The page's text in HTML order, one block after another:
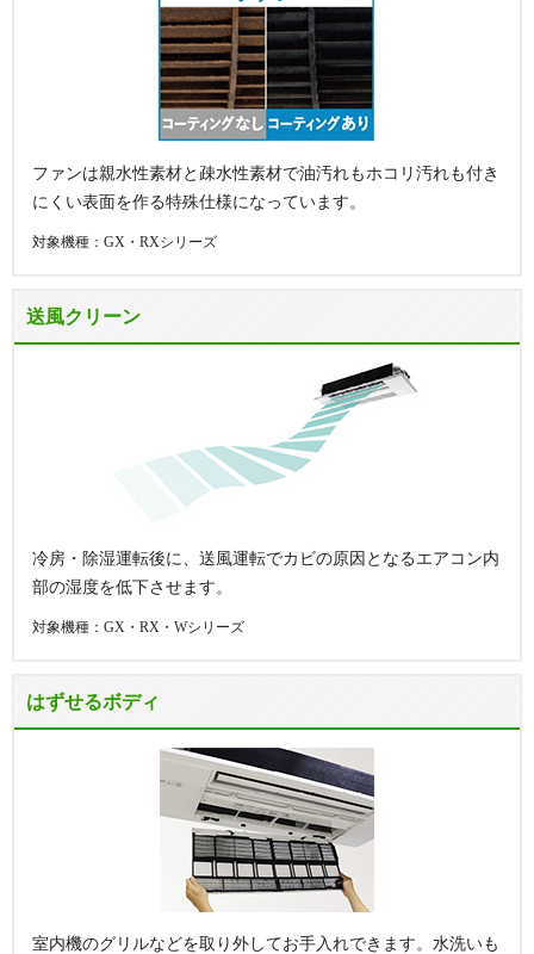
ファンは親水性素材と疎水性素材で油汚れもホコリ汚れも付き
にくい表面を作る特殊仕様になっています。
対象機種：GX・RXシリーズ
送風クリーン
冷房・除湿運転後に、送風運転でカビの原因となるエアコン内
部の湿度を低下させます。
対象機種：GX・RX・Wシリーズ
はずせるボディ
室内機のグリルなどを取り外してお手入れできます。水洗いも